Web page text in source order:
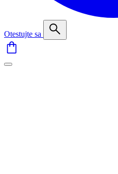
Otestujte sa